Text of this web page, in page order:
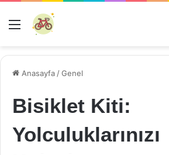
Menü
Anasayfa /Genel
Bisiklet Kiti:
Yolculuklarınızı